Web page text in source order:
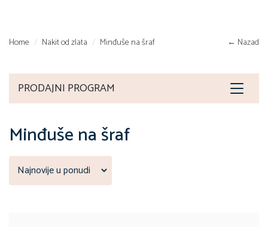
Home Nakit od zlata Minđuše na šraf ← Nazad
Toggle
PRODAJNI PROGRAM
Minđuše na šraf